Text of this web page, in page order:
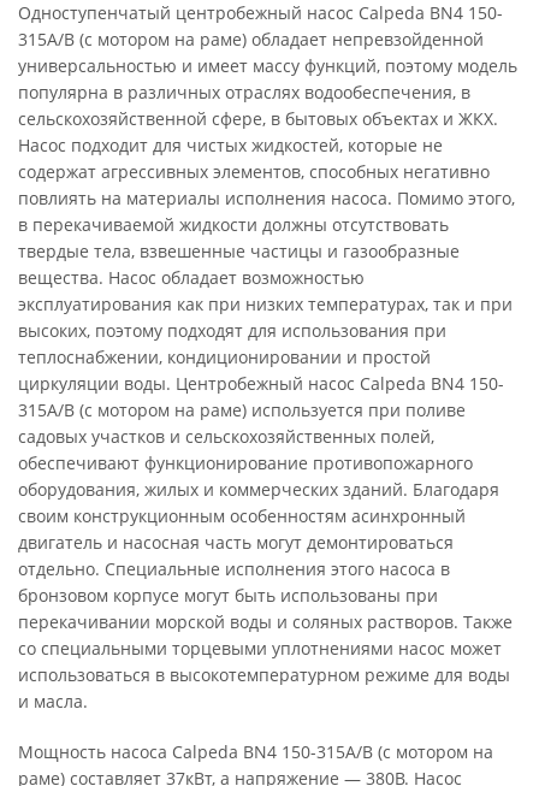
Одноступенчатый центробежный насос Calpeda BN4 150-
315A/B (с мотором на раме) обладает непревзойденной
универсальностью и имеет массу функций, поэтому модель
популярна в различных отраслях водообеспечения, в
сельскохозяйственной сфере, в бытовых объектах и ЖКХ.
Насос подходит для чистых жидкостей, которые не
содержат агрессивных элементов, способных негативно
повлиять на материалы исполнения насоса. Помимо этого,
в перекачиваемой жидкости должны отсутствовать
твердые тела, взвешенные частицы и газообразные
вещества. Насос обладает возможностью
эксплуатирования как при низких температурах, так и при
высоких, поэтому подходят для использования при
теплоснабжении, кондиционировании и простой
циркуляции воды. Центробежный насос Calpeda BN4 150-
315A/B (с мотором на раме) используется при поливе
садовых участков и сельскохозяйственных полей,
обеспечивают функционирование противопожарного
оборудования, жилых и коммерческих зданий. Благодаря
своим конструкционным особенностям асинхронный
двигатель и насосная часть могут демонтироваться
отдельно. Специальные исполнения этого насоса в
бронзовом корпусе могут быть использованы при
перекачивании морской воды и соляных растворов. Также
со специальными торцевыми уплотнениями насос может
использоваться в высокотемпературном режиме для воды
и масла.
Мощность насоса Calpeda BN4 150-315A/B (с мотором на
раме) составляет 37кВт, а напряжение — 380В. Насос